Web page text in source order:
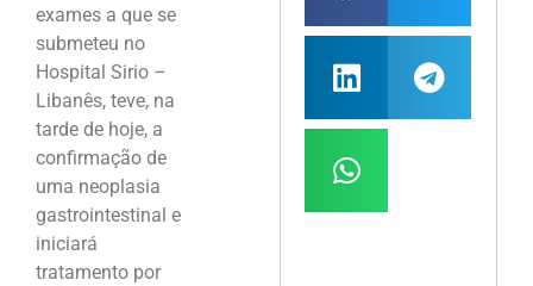
exames a que se
submeteu no
Hospital Sirio –
Libanês, teve, na
tarde de hoje, a
confirmação de
uma neoplasia
gastrointestinal e
iniciará
tratamento por